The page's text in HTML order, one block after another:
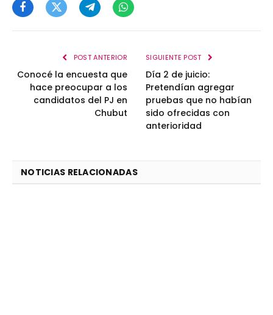
FacebookTwitterTelegramWhatsApp
POST ANTERIOR
Conocé la encuesta que
hace preocupar a los
candidatos del PJ en
Chubut
SIGUIENTE POST
Día 2 de juicio:
Pretendían agregar
pruebas que no habían
sido ofrecidas con
anterioridad
NOTICIAS RELACIONADAS